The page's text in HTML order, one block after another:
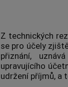
Z technických
se pro účely
přiznání,
upravujícího
udržení příjmů, a